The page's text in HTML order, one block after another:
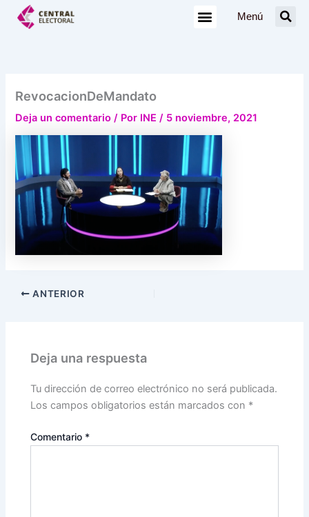
Menú
RevocacionDeMandato
Deja un comentario / Por INE/ 5 noviembre, 2021
ANTERIOR
Deja una respuesta
Tu dirección de correo electrónico no será publicada.
Los campos obligatorios están marcados con *
Comentario *